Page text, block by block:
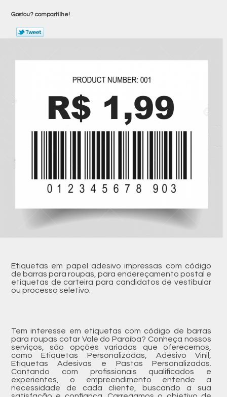
Gostou? compartilhe!
Etiquetas em papel adesivo impressas com código
de barras para roupas, para endereçamento postal e
etiquetas de carteira para candidatos de vestibular
ou processo seletivo.
Tem interesse em etiquetas com código de barras
para roupas cotar Vale do Paraíba? Conheça nossos
serviços, são opções variadas que oferecemos,
como Etiquetas Personalizadas, Adesivo Vinil,
Etiquetas Adesivas e Pastas Personalizadas.
Contando com profissionais qualificados e
experientes, o empreendimento entende a
necessidade de cada cliente, buscando a sua